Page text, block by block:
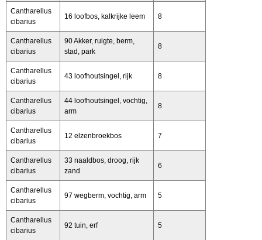
Cantharellus
cibarius
16 loofbos, kalkrijke leem 8
Cantharellus
cibarius
90 Akker, ruigte, berm,
stad, park
8
Cantharellus
cibarius
43 loofhoutsingel, rijk 8
Cantharellus
cibarius
44 loofhoutsingel, vochtig,
arm
8
Cantharellus
cibarius
12 elzenbroekbos 7
Cantharellus
cibarius
33 naaldbos, droog, rijk
zand
6
Cantharellus
cibarius
97 wegberm, vochtig, arm 5
Cantharellus
cibarius
92 tuin, erf 5